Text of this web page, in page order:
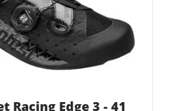
Racing Edge 3 - 41